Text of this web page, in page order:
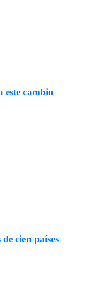
este cambio
cien países